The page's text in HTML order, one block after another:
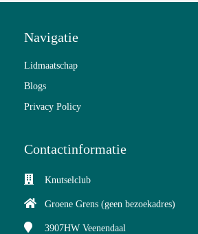
Navigatie
Lidmaatschap
Blogs
Privacy Policy
Contactinformatie
Knutselclub
Groene Grens (geen bezoekadres)
3907HW Veenendaal